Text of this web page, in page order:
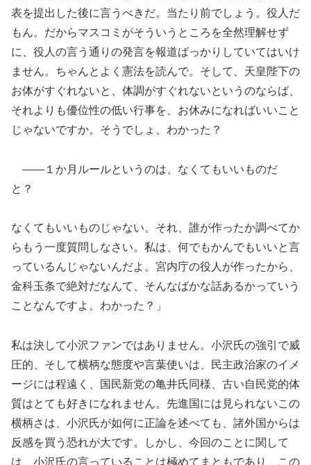
表を提出した後に言うべきだ。当たり前でしょう。役人だ
もん。だからマスコミがそういうところを全然理解せず
に、役人の言う通りの発言を報道ばっかりしていてはいけ
ません。ちゃんとよく憲法を読んで。そして、天皇陛下の
お体がすぐれないと、体調がすぐれないというのならば、
それよりも優位性の低い行事を、お休みになればいいこと
じゃないですか。そうでしょ、わかった？
――１か月ルールというのは、なくてもいいものだ
と？
なくてもいいものじゃない。それ、誰が作ったか調べてか
らもう一度質問しなさい。私は、何でもかんでもいいと言
っているんじゃないんだよ。宮内庁の役人が作ったから、
金科玉条で絶対だなんて、そんなばかな話あるかっていう
ことなんですよ。わかった？」
私は決して小沢ファンではありません。小沢氏の強引で威
圧的、そして横柄な態度や言葉使いは、民主政治家のイメ
ージには程遠く、国民新党の亀井氏同様、古い自民党的体
質はとても好きになれません。先進国には見られないこの
横柄さは、小沢氏が如何に正論を述べても、諸外国からは
反感を買う恐れが大です。しかし、今回のことに関して
は、小沢氏の言っていることは極めてまともであり、この